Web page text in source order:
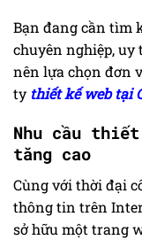
Bạn đang cần tìm
chuyên nghiệp,
nên lựa chọn đơn
ty thiết kế web tại
Nhu cầu
tăng cao
Cùng với thời đại
thông tin trên
sở hữu một trang